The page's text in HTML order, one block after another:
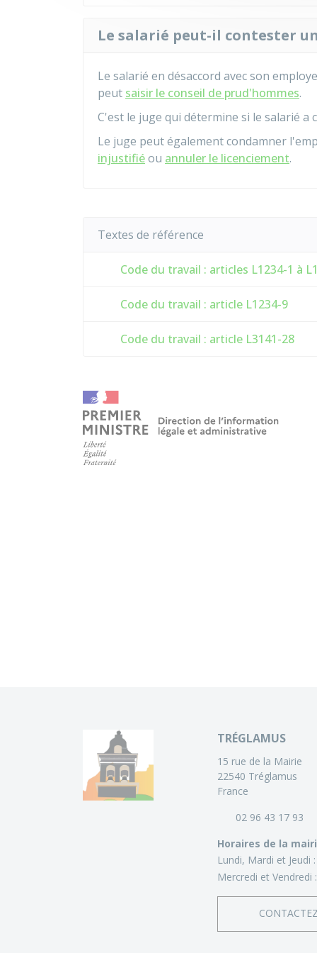
Le salarié peut-il contester
Le salarié en désaccord avec son
peut saisir le conseil de prud'hommes.
C'est le juge qui détermine si le salarié
Le juge peut également condamner
injustifiéou annuler le licenciement.
Textes de référence
Code du travail : articles L1234-1 à
Code du travail : article L1234-9
Code du travail : article L3141-28
TRÉGLAMUS
15 rue de la Mairie
22540 Tréglamus
France
02 96 43 17 93
Horaires de la
Lundi, Mardi et Jeudi :
Mercredi et Vendredi :